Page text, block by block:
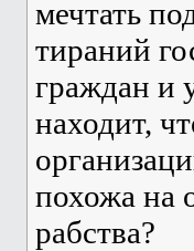
мечтать
тираний
граждан и
находит,
похожа на
рабства?